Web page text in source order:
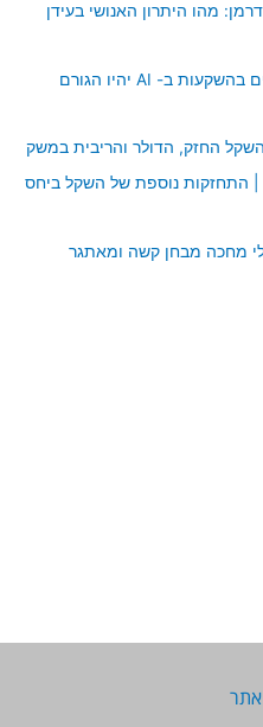
מהו היתרון האנושי בעידן
פרופ' ליידרמן בערוץ הכלכלה: שינויים בהשקעות ב- AI יהיו הגורם
השקל החזק, הדולר והריבית במשק
סקירה מאקרו כלכלית 27/05/2026 | התחזקות נוספת של השקל ביחס
מחכה מבחן קשה ומאתגר